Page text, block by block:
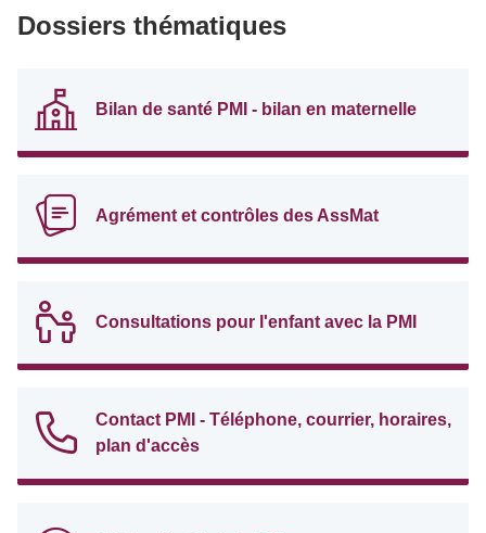
Dossiers thématiques
Bilan de santé PMI - bilan en maternelle
Agrément et contrôles des AssMat
Consultations pour l'enfant avec la PMI
Contact PMI - Téléphone, courrier, horaires,
plan d'accès